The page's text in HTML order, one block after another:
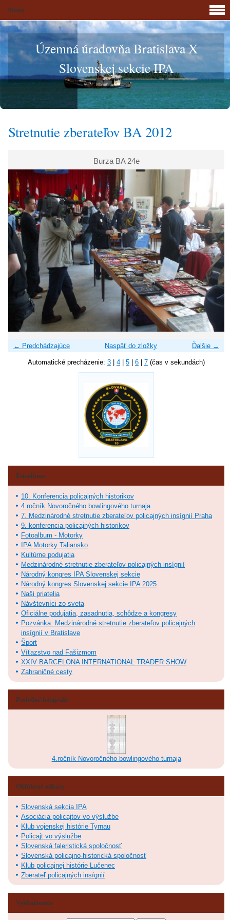
Územná úradovňa Bratislava X
Slovenskej sekcie IPA
Stretnutie zberateľov BA 2012
Burza BA 24e
← Predchádzajúce Ďalšie →
Naspäť do zložky
Automatické precházenie: 3 4 5 6 7 (čas v sekundách)
Menu
Fotoalbum
10. Konferencia policajných historikov
4.ročník Novoročného bowlingového turnaja
7. Medzinárodné stretnutie zberateľov policajných insígnií Praha
9. konferencia policajných historikov
Fotoalbum - Motorky
IPA Motorky Taliansko
Kultúrne podujatia
Medzinárodné stretnutie zberateľov policajných insígnií
Národný kongres IPA Slovenskej sekcie
Národný kongres Slovenskej sekcie IPA 2025
Naši priatelia
Návštevníci zo sveta
Oficiálne podujatia, zasadnutia, schôdze a kongresy
Pozvánka: Medzinárodné stretnutie zberateľov policajných
insígnií v Bratislave
Šport
Víťazstvo nad Fašizmom
XXIV BARCELONA INTERNATIONAL TRADER SHOW
Zahraničné cesty
Posledné fotografie
4.ročník Novoročného bowlingového turnaja
Obľúbené odkazy
Slovenská sekcia IPA
Asociácia policajtov vo výslužbe
Klub vojenskej histórie Tyrnau
Policajt vo výslužbe
Slovenská faleristická spoločnosť
Slovenská policajno-historická spoločnosť
Klub policajnej histórie Lučenec
Zberateľ policajných insígnií
Vyhľadávanie